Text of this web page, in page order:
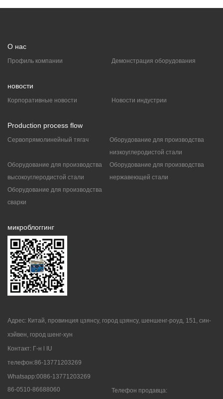
О нас
Профиль компании Демонстрация оборудования
новости
Корпоративные новости Новости индустрии
Production process flow
Сервопрямолинейный тягач
Оборудование для производства
низкоуглеродистой стали
Оборудование для производства
высокоуглеродистой стали
Оборудование для производства
нержавеющей стали
Оборудование для производства
сварки
микроблоггинг
Адрес: Китай, провинция цзянсу, город цзянсу, шеншенг-роуд, 151, син-
хэйвен, город шенг-хун
Контакт: Г-н l IU
телефон:86-13771203269
Whatsapp:0086-13771203269
Телефон продавца:
86-0510-86688060